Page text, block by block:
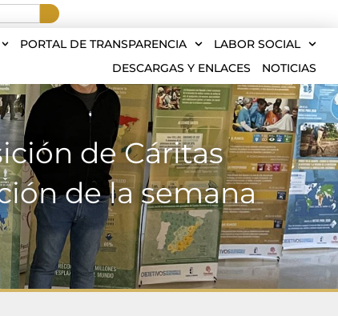
PORTAL DE TRANSPARENCIA
LABOR SOCIAL
DESCARGAS Y ENLACES
NOTICIAS
de Cáritas
de la semana